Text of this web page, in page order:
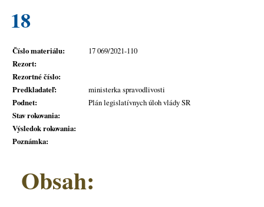
18
Číslo materiálu:
17 069/2021-110
Rezort:
Rezortné číslo:
Predkladateľ:
ministerka spravodlivosti
Podnet:
Plán legislatívnych úloh vlády SR
Stav rokovania:
Výsledok rokovania:
Poznámka:
Obsah: